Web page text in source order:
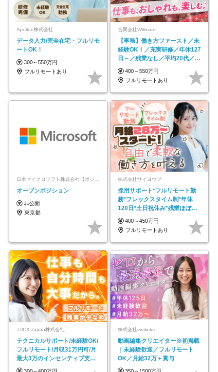
Apollon株式会社
データ入力/完全在宅・フルリモ
ートOK！
300～550万円
フルリモートあり
合同会社Willmate
【事務】働き方ファースト／未
経験OK！／充実研修／年休127
日～／残業なし／平均20代／リ
モートOK
400～550万円
フルリモートあり
日本マイクロソフト株式会社【ポジションマッチ登録】
オープンポジション
非公開
東京都
株式会社サイヨウブ
採用サポート*フルリモート勤
務*フレックスタイム制*年休
120日*土日祝休み*残業ほぼな
し*育児中社員8割以上
400～450万円
フルリモートあり
TDCX Japan株式会社
テクニカルサポート/未経験OK/
フルリモート/月収31万円可/月
最大3万のインセンティブ支給/
平均年齢33歳
株式会社viralinks
動画編集クリエイター※初掲載
｜未経験歓迎／フルリモート
OK／月給32万＋賞与